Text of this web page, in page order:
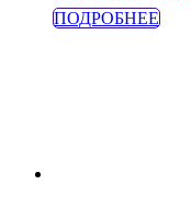
ПОДРОБНЕЕ